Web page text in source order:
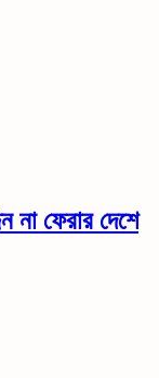
না ফেরার দেশে